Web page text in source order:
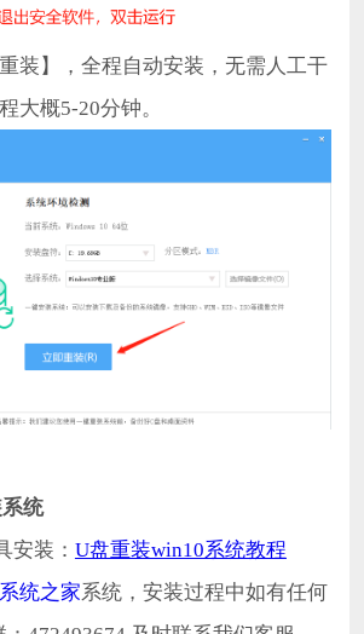
】，全程自动安装，无需人工干
大概5-20分钟。
统
装： U盘重装win10系统教程
系统之家系统，安装过程中如有任何